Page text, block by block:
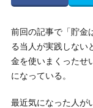
前回の記事で「貯金
る当人が実践しない
金を使いまくったせ
になっている。
最近気になった人が